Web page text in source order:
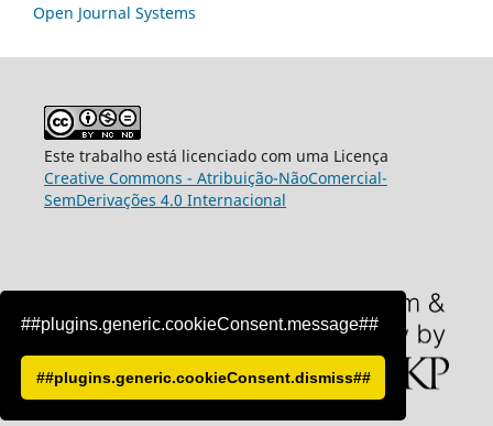
##plugins.generic.cookieConsent.message##
##plugins.generic.cookieConsent.dismiss##
Open Journal Systems
Este trabalho está licenciado com uma Licença
Creative Commons - Atribuição-NãoComercial-
SemDerivações 4.0 Internacional